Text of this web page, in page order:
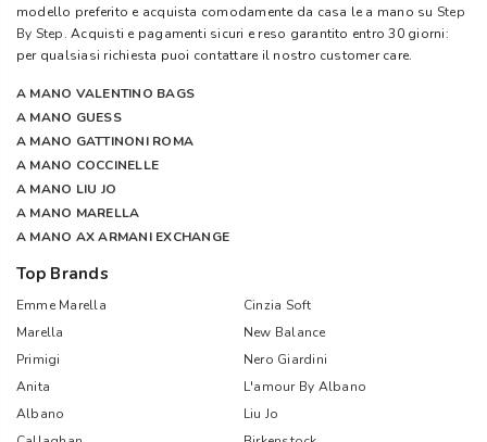
modello preferito e acquista comodamente da casa le a mano su Step
By Step. Acquisti e pagamenti sicuri e reso garantito entro 30 giorni:
per qualsiasi richiesta puoi contattare il nostro customer care.
A MANO VALENTINO BAGS
A MANO GUESS
A MANO GATTINONI ROMA
A MANO COCCINELLE
A MANO LIU JO
A MANO MARELLA
A MANO AX ARMANI EXCHANGE
Top Brands
Emme Marella
Cinzia Soft
Marella
New Balance
Primigi
Nero Giardini
Anita
L'amour By Albano
Albano
Liu Jo